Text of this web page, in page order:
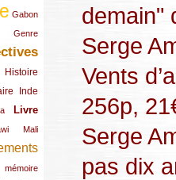
Gabon
Genre
Histoire
Inde
Livre
Mali
demain"
Serge
Vents
256p,
Serge
pas dix